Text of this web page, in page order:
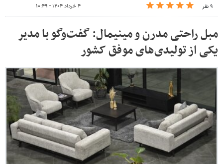
۹ نفر ۴ خرداد ۱۴۰۴ - ۱۰:۴۹
مبل راحتی مدرن و مینیمال: گفت‌وگو با مدیر
یکی از تولیدی‌های موفق کشور